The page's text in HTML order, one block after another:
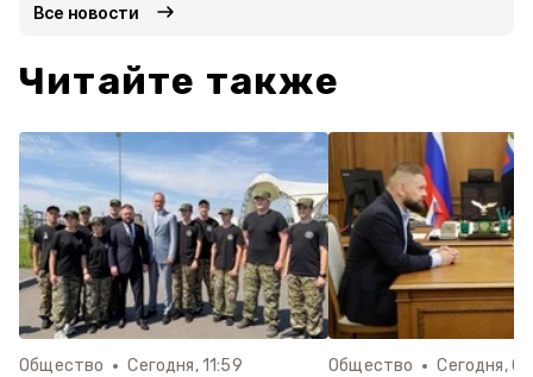
Все новости
Читайте также
Общество Сегодня, 11:59 Общество Сегодня,